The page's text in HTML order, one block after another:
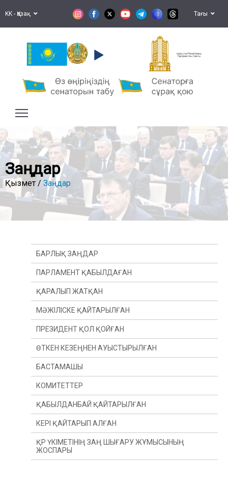
KK - Қазақ Тағы
Қазақстан Республикасы
Парламентінің Сенаты
Заңдар
Қызмет / Заңдар
БАРЛЫҚ ЗАҢДАР
ПАРЛАМЕНТ ҚАБЫЛДАҒАН
ҚАРАЛЫП ЖАТҚАН
МӘЖІЛІСКЕ ҚАЙТАРЫЛҒАН
ПРЕЗИДЕНТ ҚОЛ ҚОЙҒАН
ӨТКЕН КЕЗЕҢНЕН АУЫСТЫРЫЛҒАН
ӨТКЕН ЖЫЛДАН
ӨТКЕН СЕССИЯДАН
БАСТАМАШЫ
ПРЕЗИДЕНТ
ДЕПУТАТ(Ы)
ҮКІМЕТ
КОМИТЕТТЕР
КОНСТИТУЦИЯЛЫҚ ЗАҢНАМА, СОТ ЖҮЙЕСІ
ЖӘНЕ ҚҰҚЫҚ ҚОРҒАУ ОРГАНДАРЫ КОМИТЕТІ
ҚАРЖЫ ЖӘНЕ БЮДЖЕТ КОМИТЕТІ
ХАЛЫҚАРАЛЫҚ ҚАТЫНАСТАР, ҚОРҒАНЫС
ЖӘНЕ ҚАУІПСІЗДІК КОМИТЕТІ
ҚАБЫЛДАНБАЙ ҚАЙТАРЫЛҒАН
КЕРІ ҚАЙТАРЫП АЛҒАН
ҚР ҮКІМЕТІНІҢ ЗАҢ ШЫҒАРУ ЖҰМЫСЫНЫҢ
ЖОСПАРЫ